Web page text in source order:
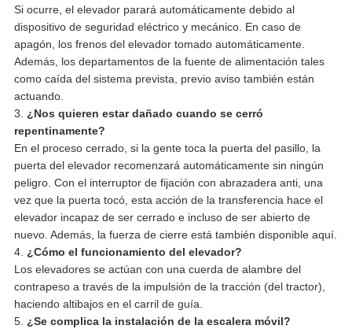
Si ocurre, el elevador parará automáticamente debido al
dispositivo de seguridad eléctrico y mecánico. En caso de
apagón, los frenos del elevador tomado automáticamente.
Además, los departamentos de la fuente de alimentación tales
como caída del sistema prevista, previo aviso también están
actuando.
3. ¿Nos quieren estar dañado cuando se cerró
repentinamente?
En el proceso cerrado, si la gente toca la puerta del pasillo, la
puerta del elevador recomenzará automáticamente sin ningún
peligro. Con el interruptor de fijación con abrazadera anti, una
vez que la puerta tocó, esta acción de la transferencia hace el
elevador incapaz de ser cerrado e incluso de ser abierto de
nuevo. Además, la fuerza de cierre está también disponible aquí.
4. ¿Cómo el funcionamiento del elevador?
Los elevadores se actúan con una cuerda de alambre del
contrapeso a través de la impulsión de la tracción (del tractor),
haciendo altibajos en el carril de guía.
5. ¿Se complica la instalación de la escalera móvil?